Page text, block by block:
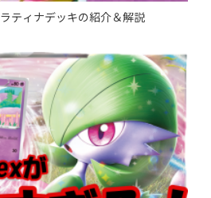
ティナデッキの紹介＆解説